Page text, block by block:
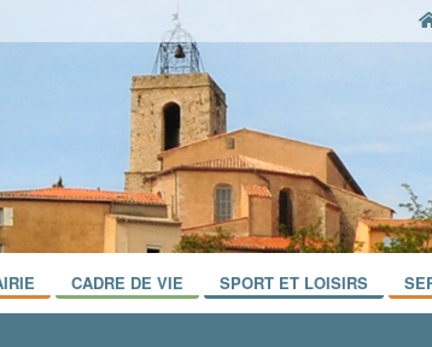
CADRE DE VIE SPORT ET LOISIRS